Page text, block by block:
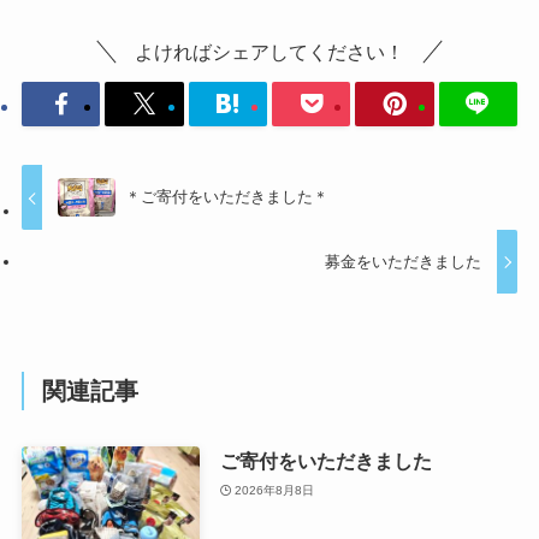
よければシェアしてください！
＊ご寄付をいただきました＊
募金をいただきました
関連記事
ご寄付をいただきました
2026年8月8日